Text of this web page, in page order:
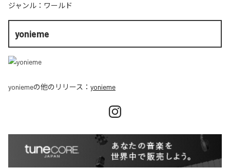
ジャンル： ワールド
yonieme
yoniemeの他のリリース： yonieme